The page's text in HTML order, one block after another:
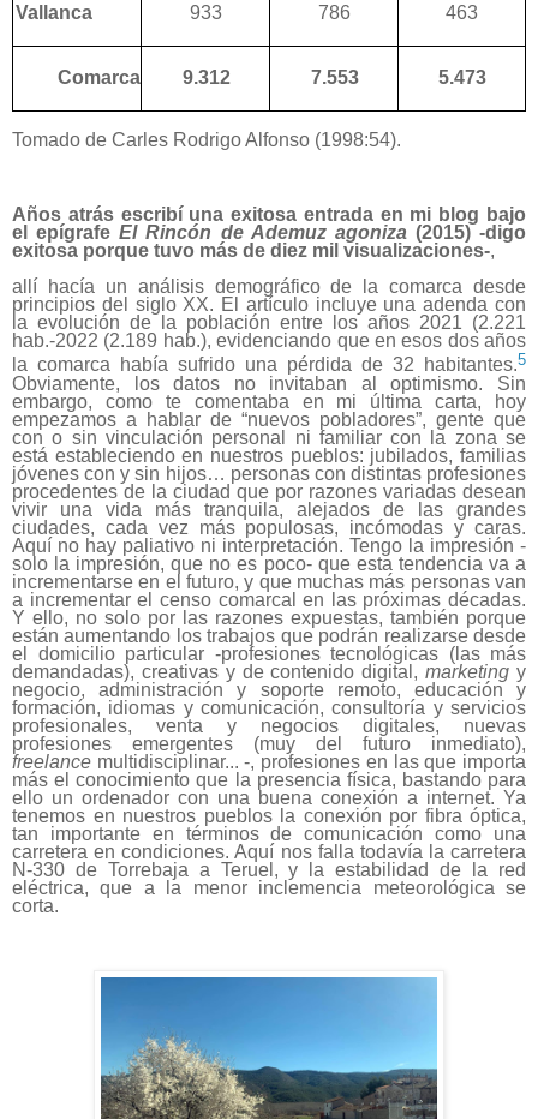
Vallanca 933 786 463
Comarca 9.312 7.553 5.473
Tomado de Carles Rodrigo Alfonso (1998:54).
Años atrásescribí unaexitosa entrada en mi blog bajo
el epígrafeEl Rincón de Ademuz agoniza (2015) -digo
exitosa porque tuvo más de diez mil visualizaciones-,
allí hacía un análisis demográfico de la comarca desde
principios del siglo XX. El artículo incluye una adenda con
la evolución de la población entre los años 2021 (2.221
hab.-2022 (2.189 hab.), evidenciando que en esos dos años
la comarca había sufrido una pérdida de 32 habitantes.5
Obviamente, los datos no invitaban al optimismo. Sin
embargo, como te comentaba en mi última carta, hoy
empezamos a hablar de “nuevos pobladores”, gente que
con o sin vinculación personal ni familiar con la zona se
está estableciendo en nuestros pueblos: jubilados, familias
jóvenes con y sin hijos… personas con distintas profesiones
procedentes de la ciudad que por razones variadas desean
vivir una vida más tranquila, alejados de las grandes
ciudades, cada vez más populosas, incómodas y caras.
Aquí no hay paliativo ni interpretación. Tengo la impresión -
solo la impresión, que no es poco- que esta tendencia va a
incrementarse en el futuro, y que muchas más personas van
a incrementar el censo comarcal en las próximas décadas.
Y ello, no solo por las razones expuestas, también porque
están aumentando los trabajos que podrán realizarse desde
el domicilio particular -profesiones tecnológicas (las más
demandadas), creativas y de contenido digital,marketingy
negocio, administración y soporte remoto, educación y
formación, idiomas y comunicación, consultoría y servicios
profesionales, venta y negocios digitales, nuevas
profesiones emergentes (muy del futuro inmediato),
freelance multidisciplinar... -, profesiones en las que importa
más el conocimiento que la presencia física, bastando para
ello un ordenador con una buena conexión a internet. Ya
tenemos en nuestros pueblos la conexión por fibra óptica,
tan importante en términos de comunicación como una
carretera en condiciones. Aquí nos falla todavía la carretera
N-330 de Torrebaja a Teruel, y la estabilidad de la red
eléctrica, que a la menor inclemencia meteorológica se
corta.